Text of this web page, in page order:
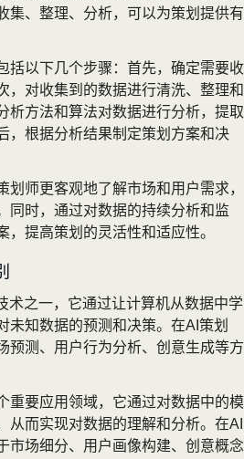
集、整理、分析，可以为策划提供有
括以下几个步骤：首先，确定需要收
，对收集到的数据进行清洗、整理和
析方法和算法对数据进行分析，提取
，根据分析结果制定策划方案和决
划师更客观地了解市场和用户需求，
同时，通过对数据的持续分析和监
提高策划的灵活性和适应性。
术之一，它通过让计算机从数据中学
未知数据的预测和决策。在AI策划
预测、用户行为分析、创意生成等方
重要应用领域，它通过对数据中的模
从而实现对数据的理解和分析。在AI
市场细分、用户画像构建、创意概念